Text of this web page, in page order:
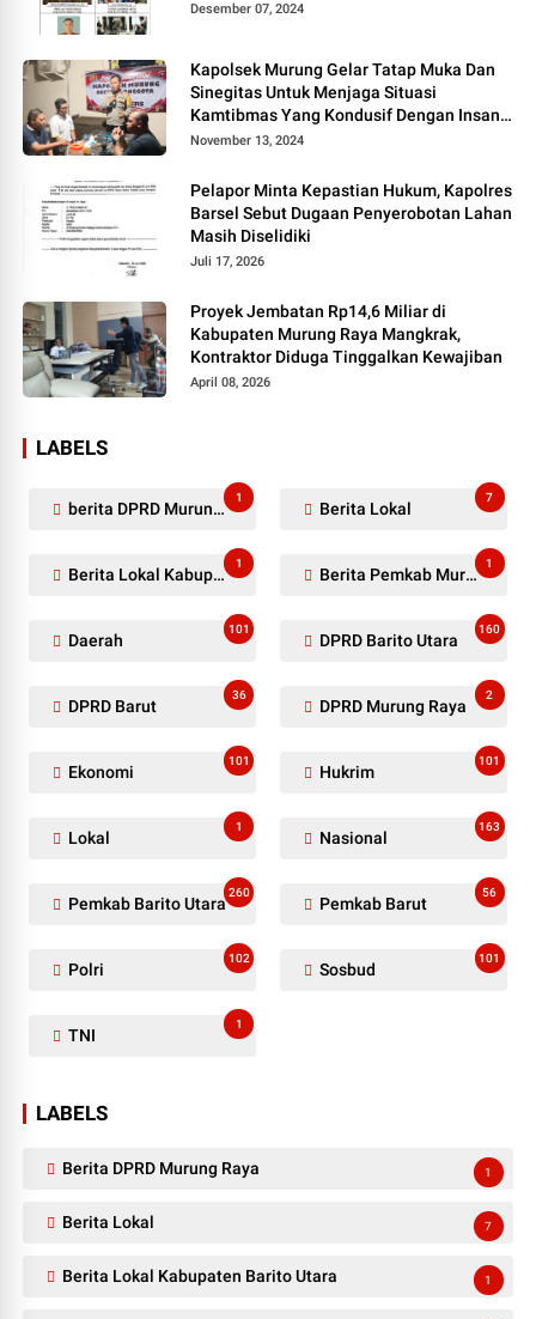
Desember 07, 2024
Kapolsek Murung Gelar Tatap Muka Dan
Sinegitas Untuk Menjaga Situasi
Kamtibmas Yang Kondusif Dengan Insan
Pers
November 13, 2024
Pelapor Minta Kepastian Hukum, Kapolres
Barsel Sebut Dugaan Penyerobotan Lahan
Masih Diselidiki
Juli 17, 2026
Proyek Jembatan Rp14,6 Miliar di
Kabupaten Murung Raya Mangkrak,
Kontraktor Diduga Tinggalkan Kewajiban
April 08, 2026
LABELS
berita DPRD Murung Raya
1
Berita Lokal
7
Berita Lokal Kabupaten Barito Utara
1
Berita Pemkab Murung Raya
1
Daerah
101
DPRD Barito Utara
160
DPRD Barut
36
DPRD Murung Raya
2
Ekonomi
101
Hukrim
101
Lokal
1
Nasional
163
Pemkab Barito Utara
260
Pemkab Barut
56
Polri
102
Sosbud
101
TNI
1
LABELS
Berita DPRD Murung Raya 1
Berita Lokal 7
Berita Lokal Kabupaten Barito Utara 1